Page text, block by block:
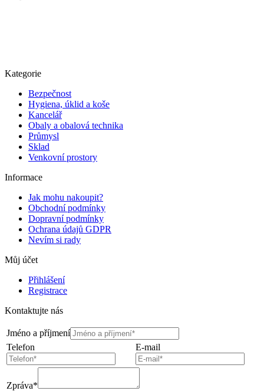
Kategorie
Bezpečnost
Hygiena, úklid a koše
Kancelář
Obaly a obalová technika
Průmysl
Sklad
Venkovní prostory
Informace
Jak mohu nakoupit?
Obchodní podmínky
Dopravní podmínky
Ochrana údajů GDPR
Nevím si rady
Můj účet
Přihlášení
Registrace
Kontaktujte nás
Jméno a příjmení
Telefon
E-mail
Zpráva*